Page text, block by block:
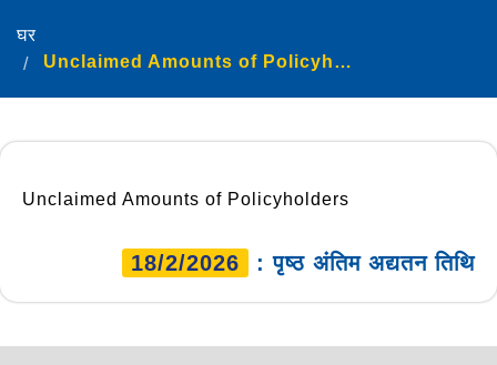
घर
Unclaimed Amounts of Policyholders
Unclaimed Amounts of Policyholders
18/2/2026 : पृष्ठ अंतिम अद्यतन तिथि